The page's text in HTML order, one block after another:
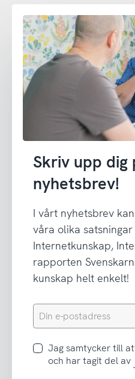
Skriv upp dig
nyhetsbrev!
I vårt nyhetsbrev
våra olika
Internetkunskap,
rapporten
kunskap helt enkelt!
Din
e-
Jag
samtycker
Jag samtycker till
och har tagit del av